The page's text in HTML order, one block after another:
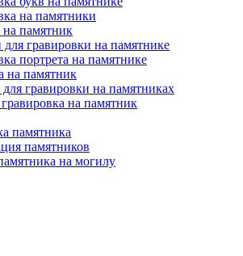
на памятники
памятник
гравировки на памятнике
портрета на памятнике
на памятник
гравировки на памятниках
на памятник
памятника
памятников
на могилу